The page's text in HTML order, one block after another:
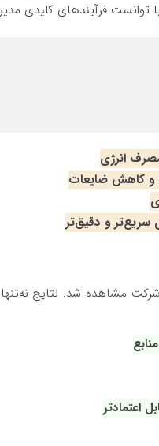
توانست فرآیندهای کلیدی
انرژی
و کاهش ضایعات
و دقیق‌تر
مشاهده شد. نتایج
اعتمادتر